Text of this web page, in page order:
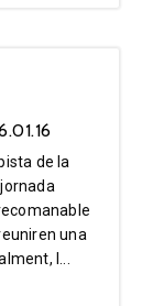
de la
una
l...